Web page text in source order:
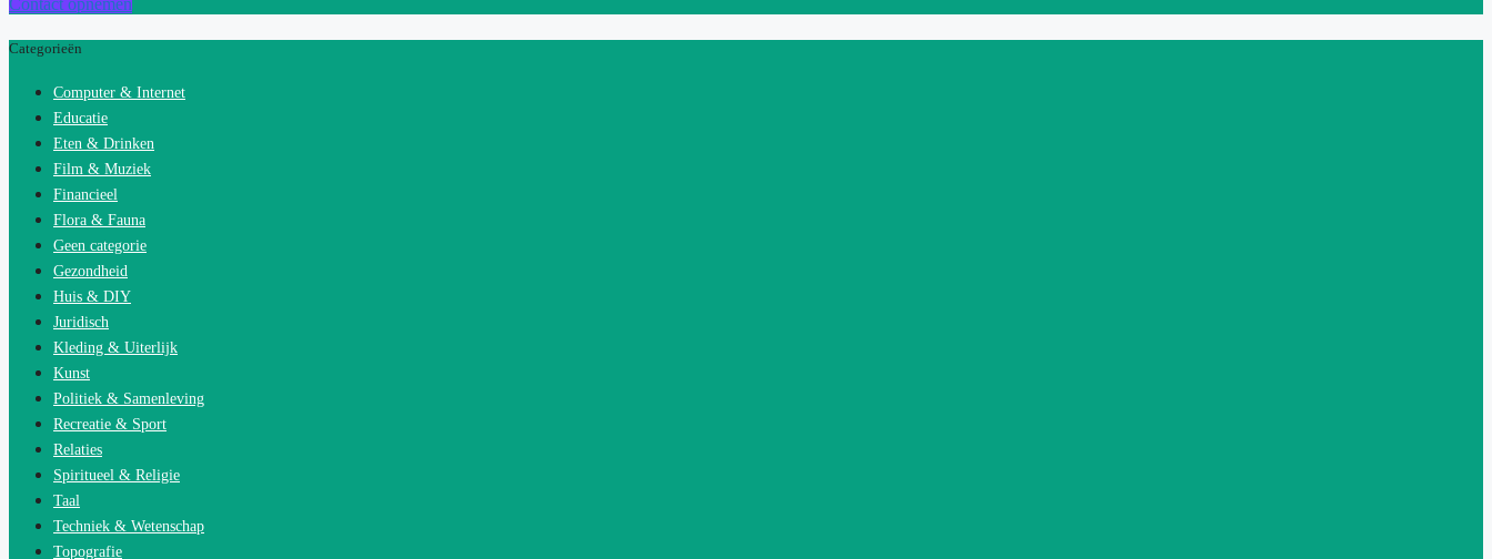
Contact opnemen
Categorieën
Computer & Internet
Educatie
Eten & Drinken
Film & Muziek
Financieel
Flora & Fauna
Geen categorie
Gezondheid
Huis & DIY
Juridisch
Kleding & Uiterlijk
Kunst
Politiek & Samenleving
Recreatie & Sport
Relaties
Spiritueel & Religie
Taal
Techniek & Wetenschap
Topografie